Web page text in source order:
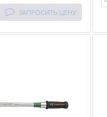
ЗАПРОСИТЬ ЦЕНУ